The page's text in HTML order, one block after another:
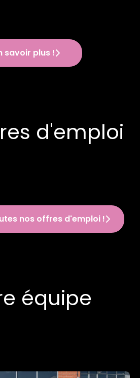
savoir plus !
d'emploi
nos offres d'emploi !
équipe